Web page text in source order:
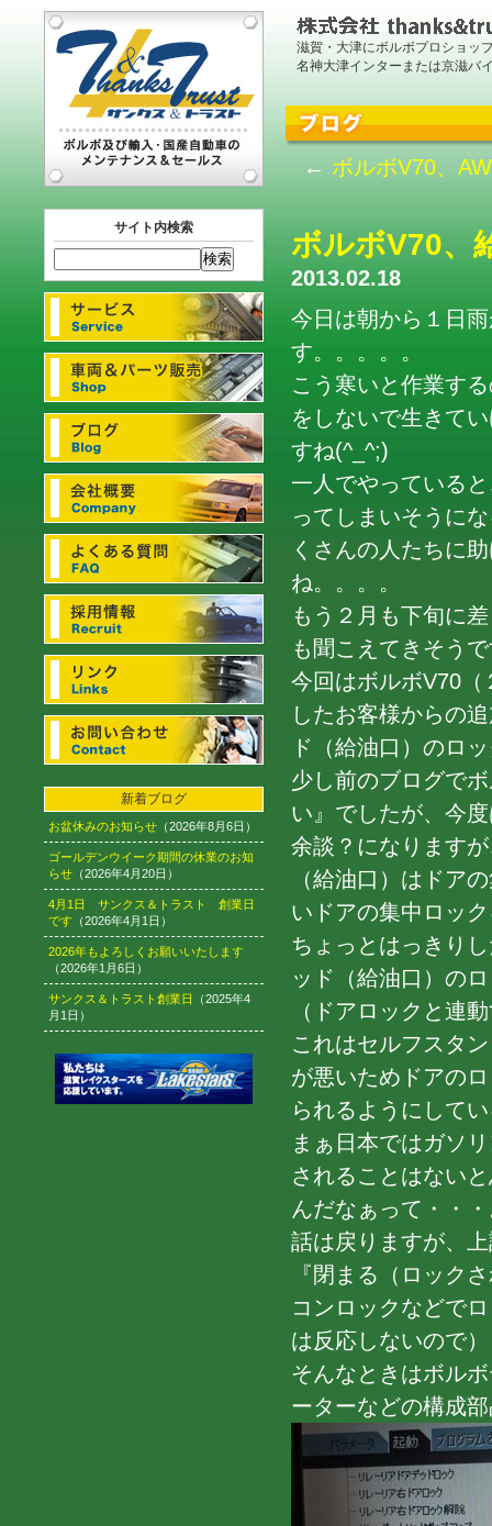
滋賀・大津にボルボプロショッ
名神大津インターまたは京滋バ
サイト内検索
新着ブログ
お盆休みのお知らせ （2026年8月6日）
ゴールデンウイーク期間の休業のお知
らせ （2026年4月20日）
4月1日 サンクス＆トラスト 創業日
です （2026年4月1日）
2026年もよろしくお願いいたします
（2026年1月6日）
サンクス＆トラスト創業日
（2025年4
月1日）
← ボルボV70、
ボルボV70、
2013.02.18
今日は朝から１日
す。。。。。
こう寒いと作業す
をしないで生きて
すね(^_^;)
一人でやっている
ってしまいそうに
くさんの人たちに
ね。。。。
もう２月も下旬に
も聞こえてきそう
今回はボルボV70
したお客様からの
ド（給油口）のロ
少し前のブログで
い』でしたが、今
余談？になります
（給油口）はドア
いドアの集中ロッ
ちょっとはっきり
ッド（給油口）の
（ドアロックと連
これはセルフスタ
が悪いためドアの
られるようにして
まぁ日本ではガソ
されることはない
んだなぁって・・
話は戻りますが、
『閉まる（ロック
コンロックなどで
は反応しないので）
そんなときはボル
ーターなどの構成